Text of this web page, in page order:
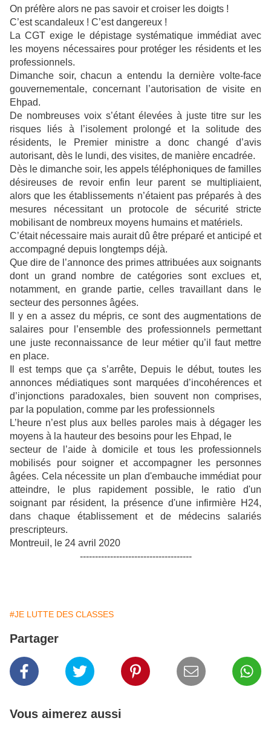
On préfère alors ne pas savoir et croiser les doigts !
C’est scandaleux ! C’est dangereux !
La CGT exige le dépistage systématique immédiat avec
les moyens nécessaires pour protéger les résidents et les
professionnels.
Dimanche soir, chacun a entendu la dernière volte-face
gouvernementale, concernant l’autorisation de visite en
Ehpad.
De nombreuses voix s’étant élevées à juste titre sur les
risques liés à l’isolement prolongé et la solitude des
résidents, le Premier ministre a donc changé d’avis
autorisant, dès le lundi, des visites, de manière encadrée.
Dès le dimanche soir, les appels téléphoniques de familles
désireuses de revoir enfin leur parent se multipliaient,
alors que les établissements n’étaient pas préparés à des
mesures nécessitant un protocole de sécurité stricte
mobilisant de nombreux moyens humains et matériels.
C’était nécessaire mais aurait dû être préparé et anticipé et
accompagné depuis longtemps déjà.
Que dire de l’annonce des primes attribuées aux soignants
dont un grand nombre de catégories sont exclues et,
notamment, en grande partie, celles travaillant dans le
secteur des personnes âgées.
Il y en a assez du mépris, ce sont des augmentations de
salaires pour l’ensemble des professionnels permettant
une juste reconnaissance de leur métier qu’il faut mettre
en place.
Il est temps que ça s’arrête, Depuis le début, toutes les
annonces médiatiques sont marquées d’incohérences et
d’injonctions paradoxales, bien souvent non comprises,
par la population, comme par les professionnels
L’heure n’est plus aux belles paroles mais à dégager les
moyens à la hauteur des besoins pour les Ehpad, le
secteur de l’aide à domicile et tous les professionnels
mobilisés pour soigner et accompagner les personnes
âgées. Cela nécessite un plan d'embauche immédiat pour
atteindre, le plus rapidement possible, le ratio d'un
soignant par résident, la présence d'une infirmière H24,
dans chaque établissement et de médecins salariés
prescripteurs.
Montreuil, le 24 avril 2020
-------------------------------------
#JE LUTTE DES CLASSES
Partager
Vous aimerez aussi